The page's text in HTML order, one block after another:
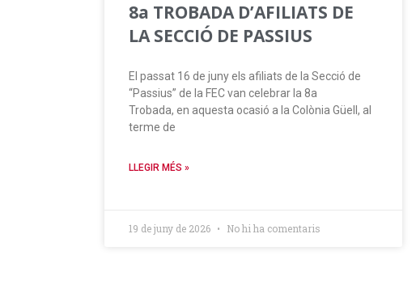
8a TROBADA D’AFILIATS DE
LA SECCIÓ DE PASSIUS
El passat 16 de juny els afiliats de la Secció de
“Passius” de la FEC van celebrar la 8a
Trobada, en aquesta ocasió a la Colònia Güell, al
terme de
LLEGIR MÉS »
19 de juny de 2026 No hi ha comentaris